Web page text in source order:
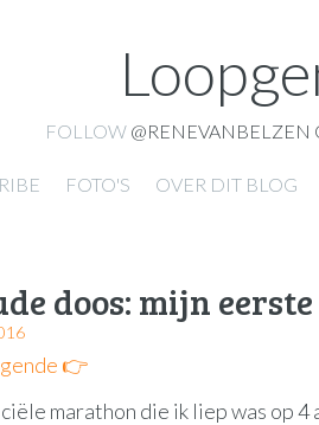
FOLLOW @RENEVANBELZEN
FOTO'S OVER DIT BLOG
doos: mijn eerste
👉
marathon die ik liep was op